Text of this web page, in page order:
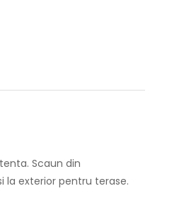
Scaun din
exterior pentru terase.